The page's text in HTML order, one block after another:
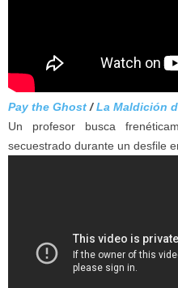
Pay the Ghost/La Maldición
Un profesor busca
secuestrado durante un desfile